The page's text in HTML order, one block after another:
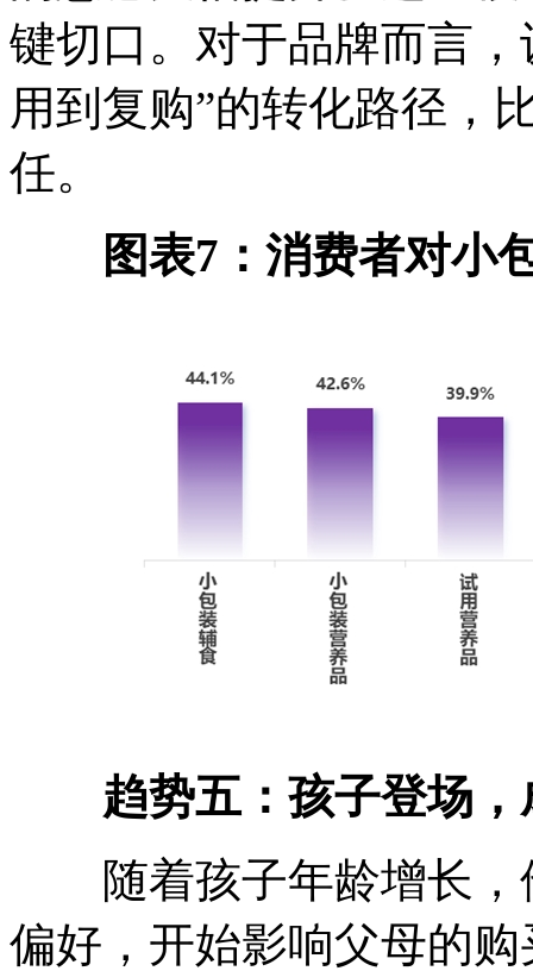
键切口。对于品牌而言
用到复购”的转化路径，
任。
图表7：消费者对小
趋势五：孩子登场
随着孩子年龄增长，
偏好，开始影响父母的